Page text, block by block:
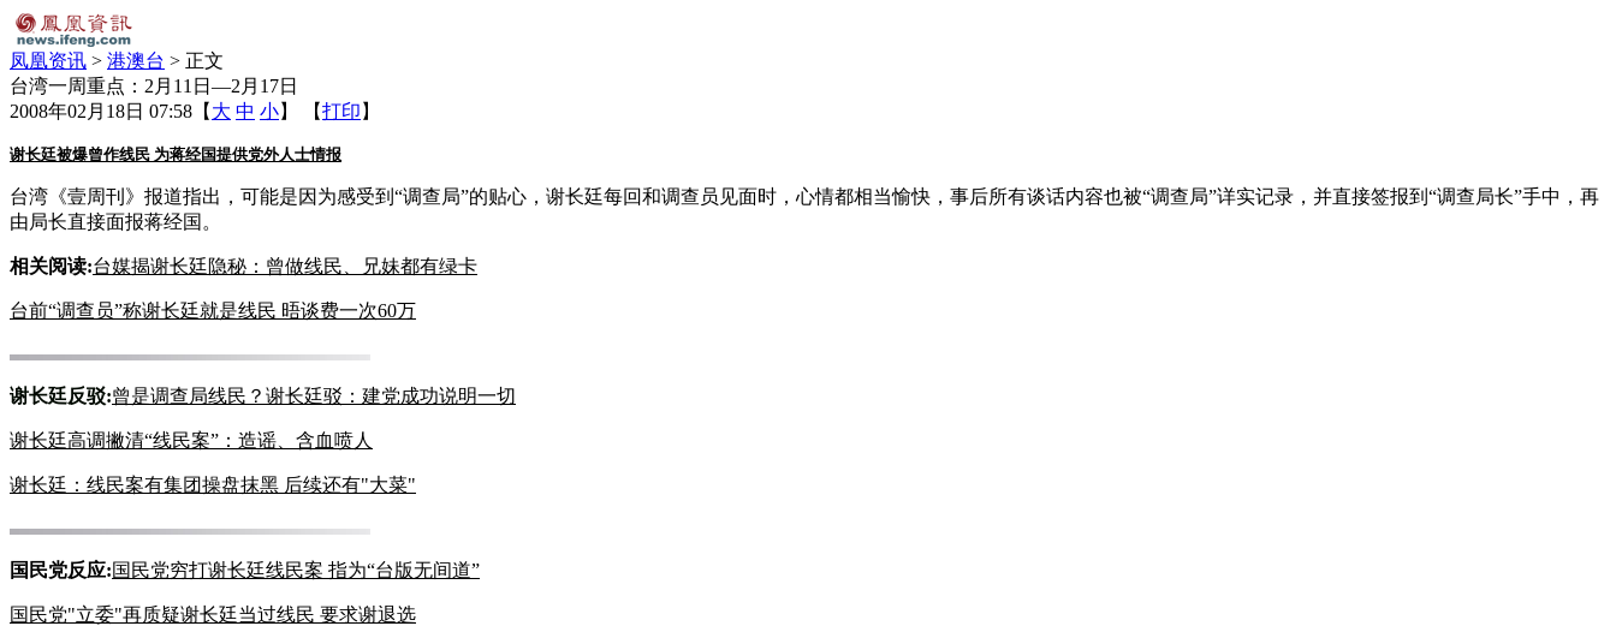
凤凰资讯 > 港澳台 > 正文
台湾一周重点：2月11日—2月17日
2008年02月18日 07:58 【 大 中 小】 【打印 】
谢长廷被爆曾作线民 为蒋经国提供党外人士情报
台湾《壹周刊》报道指出，可能是因为感受到“调查局”的贴心，谢长廷每回和调查员见面时，心情都相当愉快，事后所有谈话内容也被“调查局”详实记录，并直接签报到“调查局长”手中，再
由局长直接面报蒋经国。
相关阅读:台媒揭谢长廷隐秘：曾做线民、兄妹都有绿卡
台前“调查员”称谢长廷就是线民 晤谈费一次60万
谢长廷反驳:曾是调查局线民？谢长廷驳：建党成功说明一切
谢长廷高调撇清“线民案”： 造谣、含血喷人
谢长廷：线民案有集团操盘抹黑 后续还有"大菜"
国民党反应:国民党穷打谢长廷线民案 指为“台版无间道”
国民党"立委"再质疑谢长廷当过线民 要求谢退选